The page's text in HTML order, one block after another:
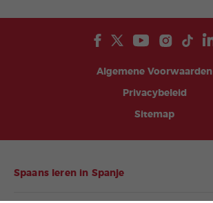
Algemene Voorwaarden
Privacybeleid
Sitemap
Spaans leren in Spanje